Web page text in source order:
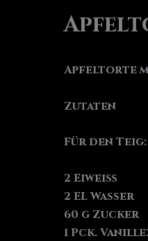
Apfeltorte
Zutaten
Für den Teig:
2 Eiweiß
2 EL Wasser
60 g Zucker
1 Pck.